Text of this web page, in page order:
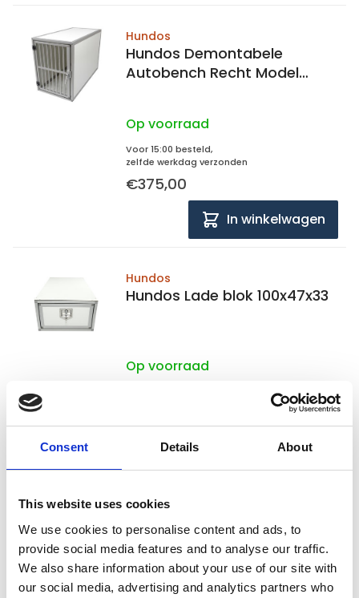
Consent Details About
This website uses cookies
We use cookies to personalise content and ads, to
provide social media features and to analyse our traffic.
We also share information about your use of our site with
our social media, advertising and analytics partners who
Hundos
Hundos Demontabele
Autobench Recht Model
Op voorraad
Voor 15:00 besteld,
zelfde werkdag verzonden
€375,00
In winkelwagen
Hundos
Hundos Lade blok 100x47x33
Op voorraad
€530,00
Hundos Lade blok 100x55x33